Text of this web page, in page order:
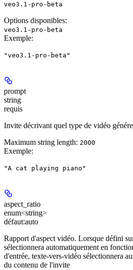
veo3.1-pro-beta
Options disponibles:
veo3.1-pro-beta
Exemple:
"veo3.1-pro-beta"
prompt
string
requis
Invite décrivant quel type de vidéo
Maximum string length: 2000
Exemple:
"A cat playing piano"
aspect_ratio
enum<string>
défaut:auto
Rapport d'aspect vidéo. Lorsque défini
sélectionnera automatiquement en
d'entrée, texte-vers-vidéo sélectionnera
du contenu de l'invite